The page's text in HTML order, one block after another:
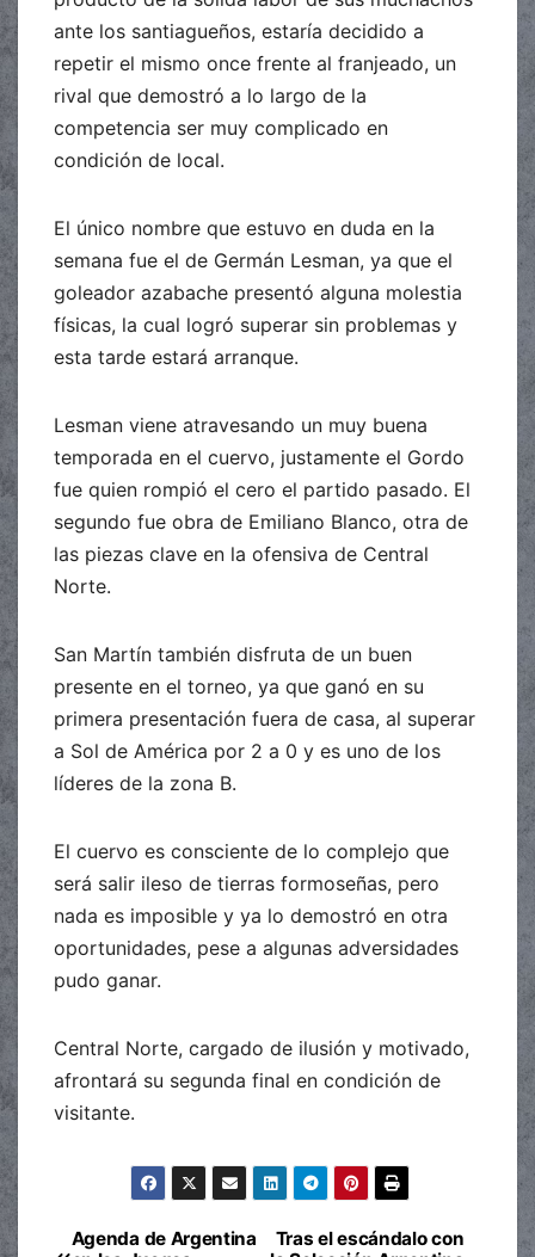
ante los santiagueños, estaría decidido a
repetir el mismo once frente al franjeado, un
rival que demostró a lo largo de la
competencia ser muy complicado en
condición de local.
El único nombre que estuvo en duda en la
semana fue el de Germán Lesman, ya que el
goleador azabache presentó alguna molestia
físicas, la cual logró superar sin problemas y
esta tarde estará arranque.
Lesman viene atravesando un muy buena
temporada en el cuervo, justamente el Gordo
fue quien rompió el cero el partido pasado. El
segundo fue obra de Emiliano Blanco, otra de
las piezas clave en la ofensiva de Central
Norte.
San Martín también disfruta de un buen
presente en el torneo, ya que ganó en su
primera presentación fuera de casa, al superar
a Sol de América por 2 a 0 y es uno de los
líderes de la zona B.
El cuervo es consciente de lo complejo que
será salir ileso de tierras formoseñas, pero
nada es imposible y ya lo demostró en otra
oportunidades, pese a algunas adversidades
pudo ganar.
Central Norte, cargado de ilusión y motivado,
afrontará su segunda final en condición de
visitante.
Tras el escándalo con
Agenda de Argentina